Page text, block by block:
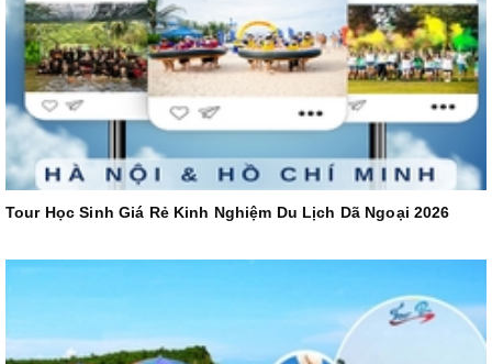
Tour Học Sinh Giá Rẻ Kinh Nghiệm Du Lịch Dã Ngoại 2026